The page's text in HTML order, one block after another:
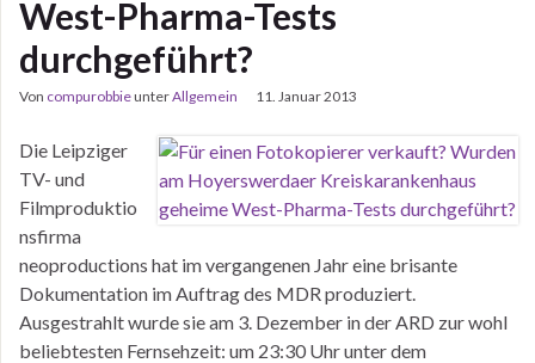
West-Pharma-Tests
durchgeführt?
Von compurobbieunterAllgemein 11. Januar 2013
Die Leipziger
TV- und
Filmproduktio
nsfirma
neoproductions hat im vergangenen Jahr eine brisante
Dokumentation im Auftrag des MDR produziert.
Ausgestrahlt wurde sie am 3. Dezember in der ARD zur wohl
beliebtesten Fernsehzeit: um 23:30 Uhr unter dem